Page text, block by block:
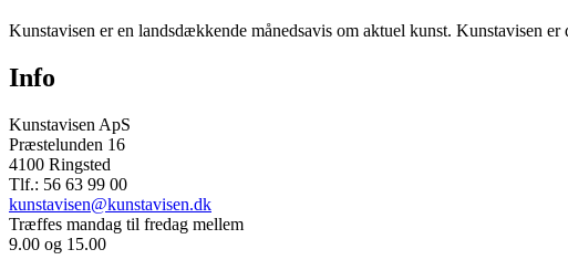
Kunstavisen er en landsdækkende månedsavis om aktuel kunst. Kunstavisen
Info
Kunstavisen ApS
Præstelunden 16
4100 Ringsted
Tlf.: 56 63 99 00
kunstavisen@kunstavisen.dk
Træffes mandag til fredag mellem
9.00 og 15.00